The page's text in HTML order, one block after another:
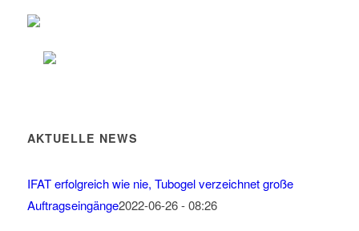
AKTUELLE NEWS
IFAT erfolgreich wie nie, Tubogel verzeichnet große
Auftragseingänge2022-06-26 - 08:26